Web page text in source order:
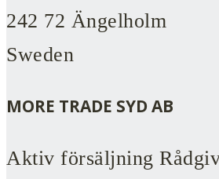
242 72 Ängelholm
Sweden
MORE TRADE SYD AB
Aktiv försäljning